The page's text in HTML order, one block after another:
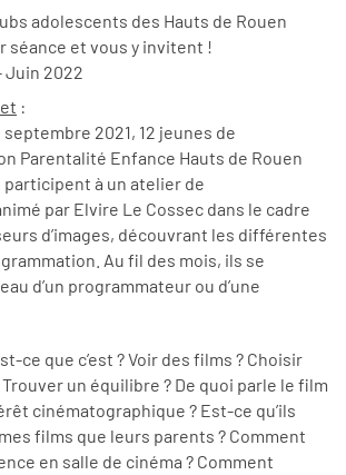
adolescents des Hauts de Rouen
séance et vous y invitent !
Juin 2022
:
2021, 12 jeunes de
Parentalité Enfance Hauts de Rouen
participent à un atelier de
par Elvire Le Cossec dans le cadre
d’images, découvrant les différentes
Au fil des mois, ils se
d’un programmateur ou d’une
ce que c’est ? Voir des films ? Choisir
Trouver un équilibre ? De quoi parle le film
cinématographique ? Est-ce qu’ils
films que leurs parents ? Comment
en salle de cinéma ? Comment